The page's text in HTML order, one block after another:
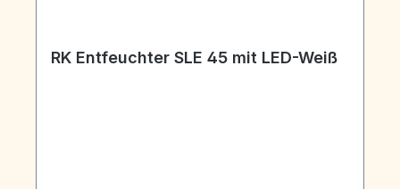
RK Entfeuchter SLE 45 mit LED-Weiß